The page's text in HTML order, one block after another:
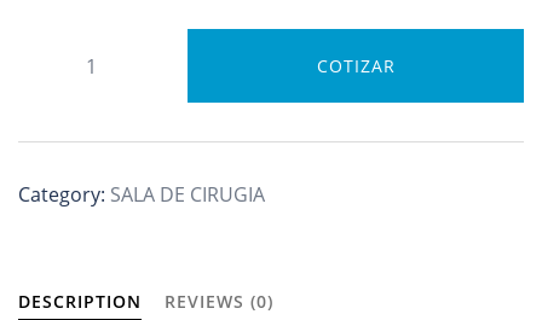
LÁMPARA
TRILITE
LS800
COTIZAR
Category: SALA DE CIRUGIA
DESCRIPTION REVIEWS (0)